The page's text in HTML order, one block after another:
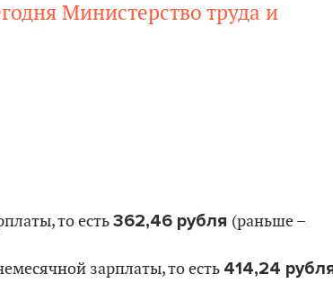
Министерство труда и
то есть362,46 рубля (раньше –
зарплаты, то есть 414,24